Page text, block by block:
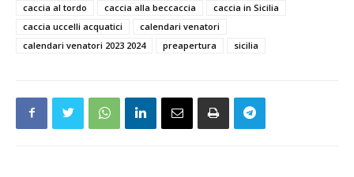
caccia al tordo
caccia alla beccaccia
caccia in Sicilia
caccia uccelli acquatici
calendari venatori
calendari venatori 2023 2024
preapertura sicilia